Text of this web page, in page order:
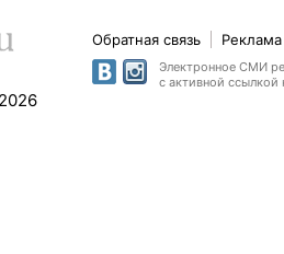
Обратная связь
Электронное СМИ
с активной ссылкой